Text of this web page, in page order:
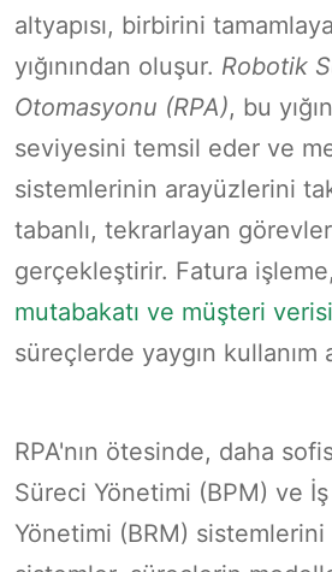
altyapısı, birbirini
yığınından oluşur. Robotik
Otomasyonu (RPA), bu
seviyesini temsil eder ve
sistemlerinin arayüzlerini
tabanlı, tekrarlayan
gerçekleştirir. Fatura işleme,
mutabakatı ve müşteri
süreçlerde yaygın kullanım
RPA'nın ötesinde, daha
Süreci Yönetimi (BPM) ve İş
Yönetimi (BRM) sistemlerini